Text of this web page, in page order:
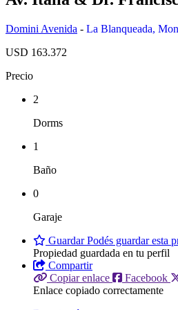
Domini Avenida - La Blanqueada,
USD 163.372
Precio
2
Dorms
1
Baño
0
Garaje
GuardarPodés guardar esta
Propiedad guardada en tu perfil
Compartir
Copiar enlace
Facebook
Enlace copiado correctamente